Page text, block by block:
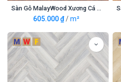
Sàn Gỗ MalayWood Xương Cá XC12+39
605.000₫ /m²